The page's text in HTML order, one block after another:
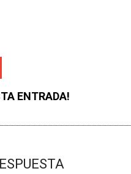
ENTRADA!